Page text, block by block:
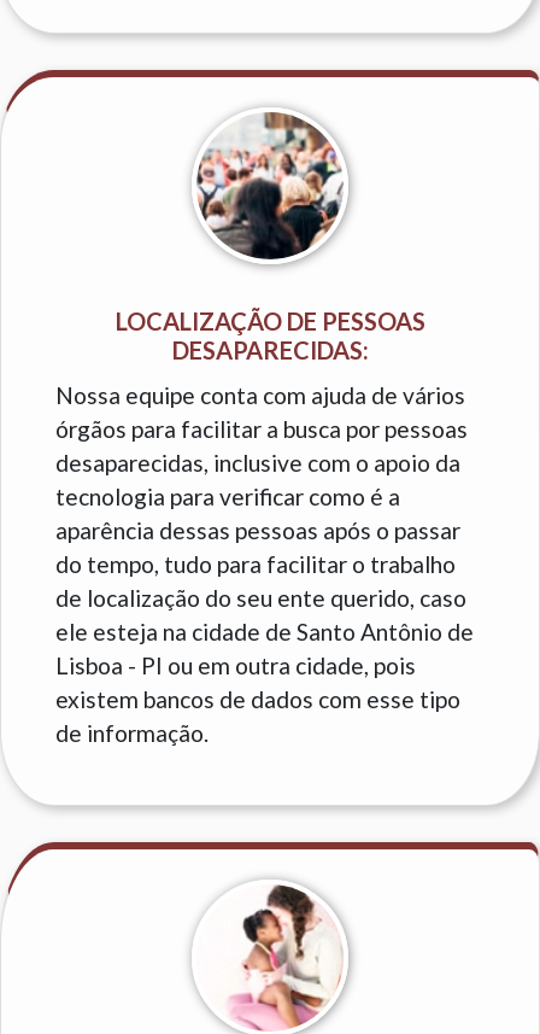
LOCALIZAÇÃO DE PESSOAS
DESAPARECIDAS:
Nossa equipe conta com ajuda de vários
órgãos para facilitar a busca por pessoas
desaparecidas, inclusive com o apoio da
tecnologia para verificar como é a
aparência dessas pessoas após o passar
do tempo, tudo para facilitar o trabalho
de localização do seu ente querido, caso
ele esteja na cidade de Santo Antônio de
Lisboa - PI ou em outra cidade, pois
existem bancos de dados com esse tipo
de informação.